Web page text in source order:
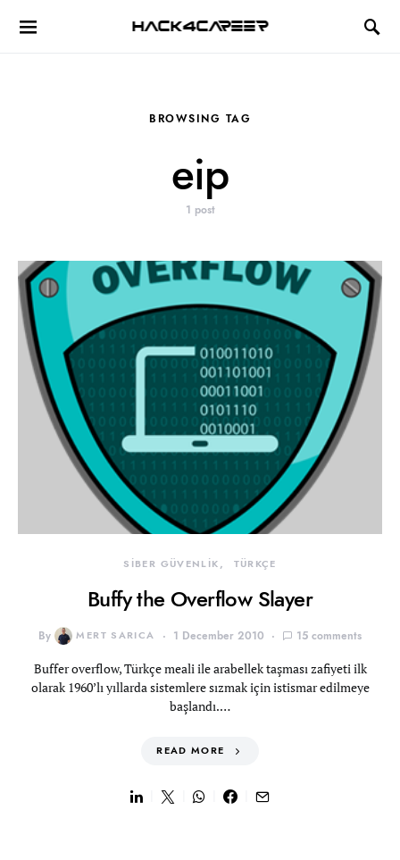
Hack4Career
BROWSING TAG
eip
1 post
SİBER GÜVENLİK TÜRKÇE
Buffy the Overflow Slayer
By MERT SARICA 1 December 2010 15 comments
Buffer overflow, Türkçe meali ile arabellek taşması zafiyeti ilk
olarak 1960’lı yıllarda sistemlere sızmak için istismar edilmeye
başlandı.…
READ MORE